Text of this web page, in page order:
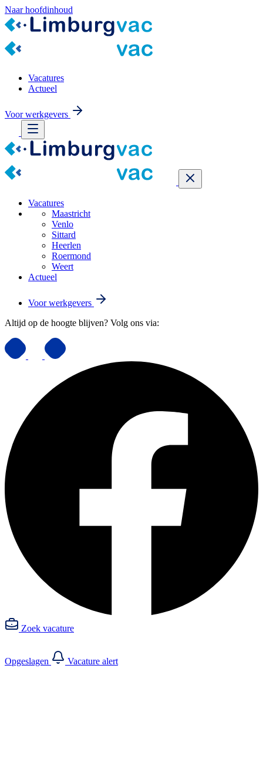
Naar hoofdinhoud
Vacatures
Actueel
Voor werkgevers
Vacatures
Maastricht
Venlo
Sittard
Heerlen
Roermond
Weert
Actueel
Voor werkgevers
Altijd op de hoogte blijven? Volg ons via:
Zoek vacature
Opgeslagen Vacature alert